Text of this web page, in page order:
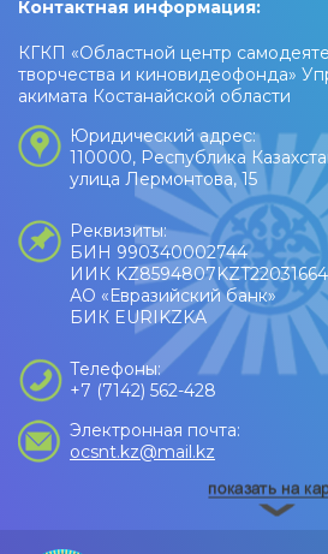
Контактная информация:
КГКП «Областной центр
творчества и киновидеофонда»
акимата Костанайской области
Юридический адрес:
110000, Республика
улица Лермонтова, 15
Реквизиты:
БИН 990340002744
ИИК KZ8594807KZT22031664
АО «Евразийский банк»
БИК EURIKZKA
Телефоны:
+7 (7142) 562-428
Электронная почта:
ocsnt.kz@mail.kz